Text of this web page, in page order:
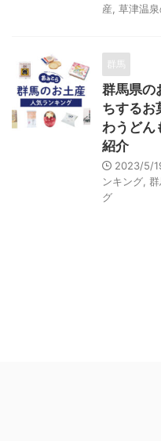
産 草津温
群馬
群馬県の
ちするお
わうどん
紹介
2023/5/
ンキング
グ